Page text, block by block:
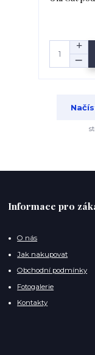
Informace pro
O nás
Jak nakupovat
Obchodní podmínky
Fotogalerie
Kontakty